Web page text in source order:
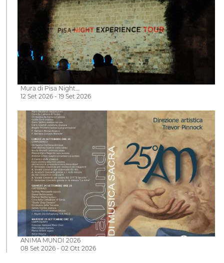
Mura di Pisa Night…
12 Set 2026 - 19 Set 2026
ANIMA MUNDI 2026
08 Set 2026 - 02 Ott 2026